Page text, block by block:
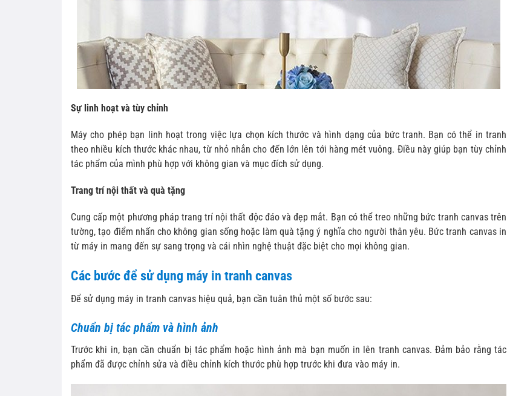
Sự linh hoạt và tùy chỉnh
Máy cho phép bạn linh hoạt trong việc lựa chọn kích thước và hình dạng của bức tranh. Bạn có thể in tranh
theo nhiều kích thước khác nhau, từ nhỏ nhắn cho đến lớn lên tới hàng mét vuông. Điều này giúp bạn tùy chỉnh
tác phẩm của mình phù hợp với không gian và mục đích sử dụng.
Trang trí nội thất và quà tặng
Cung cấp một phương pháp trang trí nội thất độc đáo và đẹp mắt. Bạn có thể treo những bức tranh canvas trên
tường, tạo điểm nhấn cho không gian sống hoặc làm quà tặng ý nghĩa cho người thân yêu. Bức tranh canvas in
từ máy in mang đến sự sang trọng và cái nhìn nghệ thuật đặc biệt cho mọi không gian.
Các bước để sử dụng máy in tranh canvas
Để sử dụng máy in tranh canvas hiệu quả, bạn cần tuân thủ một số bước sau:
Chuẩn bị tác phẩm và hình ảnh
Trước khi in, bạn cần chuẩn bị tác phẩm hoặc hình ảnh mà bạn muốn in lên tranh canvas. Đảm bảo rằng tác
phẩm đã được chỉnh sửa và điều chỉnh kích thước phù hợp trước khi đưa vào máy in.